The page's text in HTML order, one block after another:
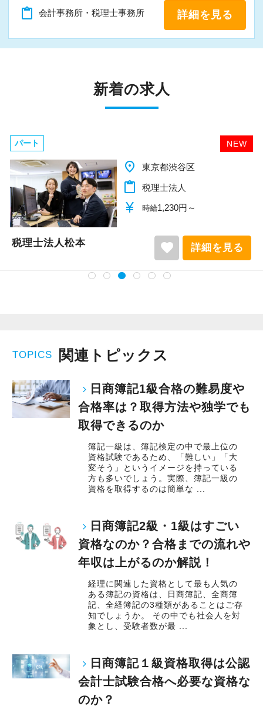
content_paste 会計事務所・税理士事務所 詳細を見る
新着の求人
NEW
パート
place 千葉県柏市
content_paste 税理士法人
currency_yen 時給1,140円～
税理士法人松本 favorite 詳細を見る
TOPICS 関連トピックス
日商簿記1級合格の難易度や
合格率は？取得方法や独学でも
取得できるのか
簿記一級は、簿記検定の中で最上位の
資格試験であるため、「難しい」「大
変そう」というイメージを持っている
方も多いでしょう。実際、簿記一級の
資格を取得するのは簡単な ...
日商簿記2級・1級はすごい
資格なのか？合格までの流れや
年収は上がるのか解説！
経理に関連した資格として最も人気の
ある簿記の資格は、日商簿記、全商簿
記、全経簿記の3種類があることはご存
知でしょうか。 その中でも社会人を対
象とし、受験者数が最 ...
日商簿記１級資格取得は公認
会計士試験合格へ必要な資格な
のか？